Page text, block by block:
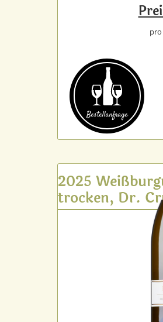
pro
Bestell­anfrage
2025
trocken, Dr.